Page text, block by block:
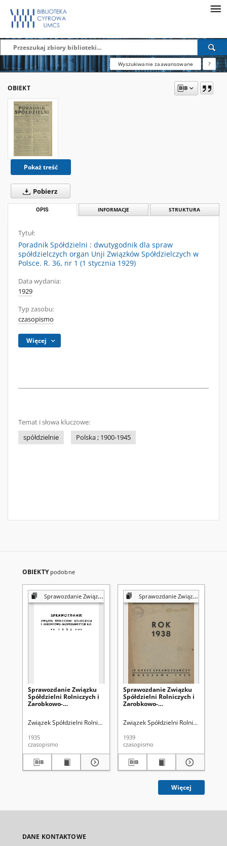
Wyszukiwanie zaawansowane ?
OBIEKT
Pokaż treść
Pobierz
OPIS INFORMACJE STRUKTURA
Tytuł:
Poradnik Spółdzielni : dwutygodnik dla spraw
spółdzielczych organ Unji Związków Spółdzielczych w
Polsce. R. 36, nr 1 (1 stycznia 1929)
Data wydania:
1929
Typ zasobu:
czasopismo
Więcej
Temat i słowa kluczowe:
spółdzielnie
Polska ; 1900-1945
OBIEKTY podobne
Sprawozdanie Związku Spółdzielni Rolniczych i Zarobkowo-Gospodarczych R.P. za ... Rok
Sprawozdanie Związku
Spółdzielni Rolniczych i
Zarobkowo-
Związek Spółdzielni Rolniczych i Zarobkowo-Gospodarczych RP
1935
czasopismo
Sprawozdanie Związku Spółdzielni Rolniczych i Zarobkowo-Gospodarczych R.P. za ... Rok
Sprawozdanie Związku
Spółdzielni Rolniczych i
Zarobkowo-
Sprawozdawczy
Związek Spółdzielni Rolniczych i
1939
czasopismo
Więcej
DANE KONTAKTOWE